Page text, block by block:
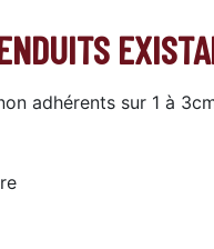
adhérents sur 1 à